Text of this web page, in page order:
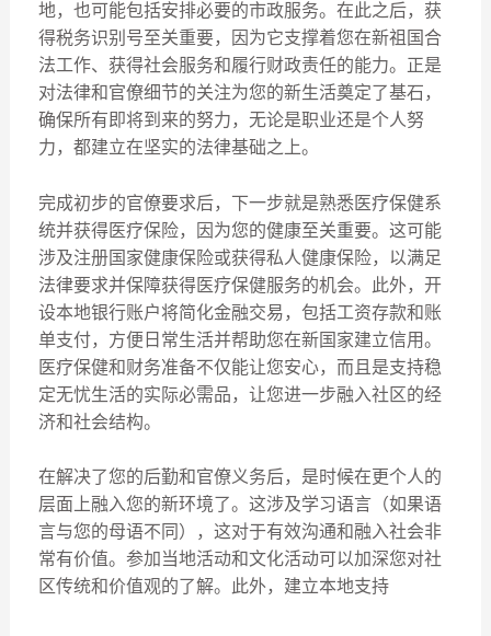
地，也可能包括安排必要的市政服务。在此之后，获
得税务识别号至关重要，因为它支撑着您在新祖国合
法工作、获得社会服务和履行财政责任的能力。正是
对法律和官僚细节的关注为您的新生活奠定了基石，
确保所有即将到来的努力，无论是职业还是个人努
力，都建立在坚实的法律基础之上。
完成初步的官僚要求后，下一步就是熟悉医疗保健系
统并获得医疗保险，因为您的健康至关重要。这可能
涉及注册国家健康保险或获得私人健康保险，以满足
法律要求并保障获得医疗保健服务的机会。此外，开
设本地银行账户将简化金融交易，包括工资存款和账
单支付，方便日常生活并帮助您在新国家建立信用。
医疗保健和财务准备不仅能让您安心，而且是支持稳
定无忧生活的实际必需品，让您进一步融入社区的经
济和社会结构。
在解决了您的后勤和官僚义务后，是时候在更个人的
层面上融入您的新环境了。这涉及学习语言（如果语
言与您的母语不同），这对于有效沟通和融入社会非
常有价值。参加当地活动和文化活动可以加深您对社
区传统和价值观的了解。此外，建立本地支持